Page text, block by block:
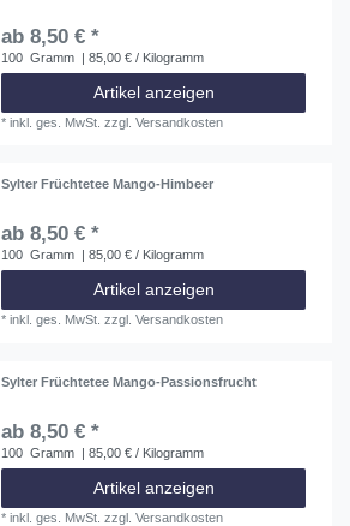
ab 8,50 € *
100 Gramm | 85,00 € / Kilogramm
Artikel anzeigen
*inkl. ges. MwSt. zzgl.Versandkosten
Sylter Früchtetee Mango-Himbeer
ab 8,50 € *
100 Gramm | 85,00 € / Kilogramm
Artikel anzeigen
*inkl. ges. MwSt. zzgl.Versandkosten
Sylter Früchtetee Mango-Passionsfrucht
ab 8,50 € *
100 Gramm | 85,00 € / Kilogramm
Artikel anzeigen
*inkl. ges. MwSt. zzgl.Versandkosten